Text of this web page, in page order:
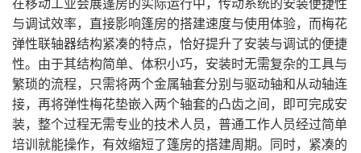
在移动工业会展篷房的实际运行中，传动系统的安装便捷性
与调试效率，直接影响篷房的搭建速度与使用体验，而梅花
弹性联轴器结构紧凑的特点，恰好提升了安装与调试的便捷
性。由于其结构简单、体积小巧，安装时无需复杂的工具与
繁琐的流程，只需将两个金属轴套分别与驱动轴和从动轴连
接，再将弹性梅花垫嵌入两个轴套的凸齿之间，即可完成安
装，整个过程无需专业的技术人员，普通工作人员经过简单
培训就能操作，有效缩短了篷房的搭建周期。同时，紧凑的